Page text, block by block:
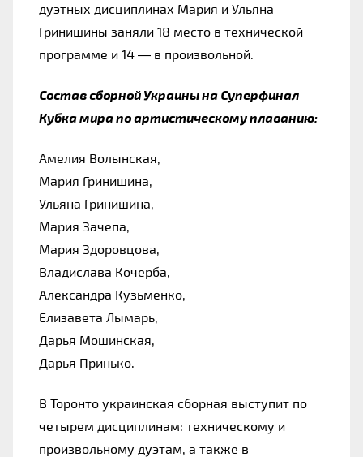
дуэтных дисциплинах Мария и Ульяна
Гринишины заняли 18 место в технической
программе и 14 — в произвольной.
Состав сборной Украины на Суперфинал
Кубка мира по артистическому плаванию:
Амелия Волынская,
Мария Гринишина,
Ульяна Гринишина,
Мария Зачепа,
Мария Здоровцова,
Владислава Кочерба,
Александра Кузьменко,
Елизавета Лымарь,
Дарья Мошинская,
Дарья Принько.
В Торонто украинская сборная выступит по
четырем дисциплинам: техническому и
произвольному дуэтам, а также в